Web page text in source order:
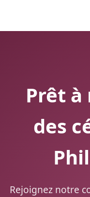
Prêt
des
Rejoignez notre